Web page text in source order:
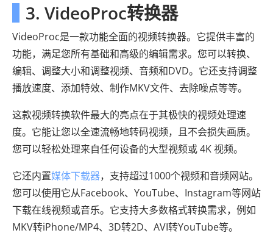
3. VideoProc转换器
VideoProc是一款功能全面的视频转换器。它提供丰富的
功能，满足您所有基础和高级的编辑需求。您可以转换、
编辑、调整大小和调整视频、音频和DVD。它还支持调整
播放速度、添加特效、制作MKV文件、去除噪点等等。
这款视频转换软件最大的亮点在于其极快的视频处理速
度。它能让您以全速流畅地转码视频，且不会损失画质。
您可以轻松处理来自任何设备的大型视频或 4K 视频。
它还内置媒体下载器，支持超过1000个视频和音频网站。
您可以使用它从Facebook、YouTube、Instagram等网站
下载在线视频或音乐。它支持大多数格式转换需求，例如
MKV转iPhone/MP4、3D转2D、AVI转YouTube等。